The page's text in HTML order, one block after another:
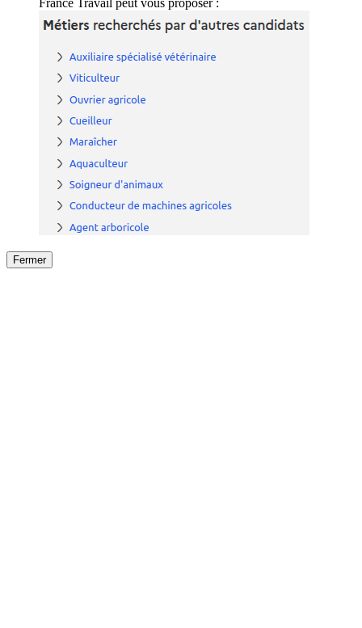
France Travail peut vous proposer :
Fermer